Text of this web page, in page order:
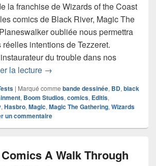
la franchise de Wizards of the Coast
comics de Black River, Magic The
oubliée nous permettra
intentions de Tezzeret.
du trouble dans nos
la lecture Chronique comics Magic The
→
| Marqué comme bande dessinée, BD,black
, Boom Studios,comics, Editis,
,Hasbro,Magic,Magic The Gathering,Wizards
un commentaire
A Walk Through